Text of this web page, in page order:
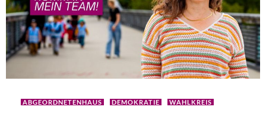
ABGEORDNETENHAUS DEMOKRATIE WAHLKREIS